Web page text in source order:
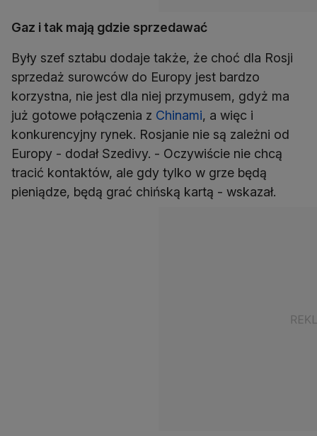
Gaz i tak mają gdzie sprzedawać
Były szef sztabu dodaje także, że choć dla Rosji
sprzedaż surowców do Europy jest bardzo
korzystna, nie jest dla niej przymusem, gdyż ma
już gotowe połączenia z Chinami, a więc i
konkurencyjny rynek. Rosjanie nie są zależni od
Europy - dodał Szedivy. - Oczywiście nie chcą
tracić kontaktów, ale gdy tylko w grze będą
pieniądze, będą grać chińską kartą - wskazał.